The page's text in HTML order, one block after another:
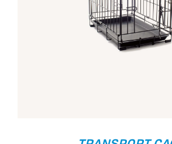
Avaliação
5.00de 5
ADICIONAR
/